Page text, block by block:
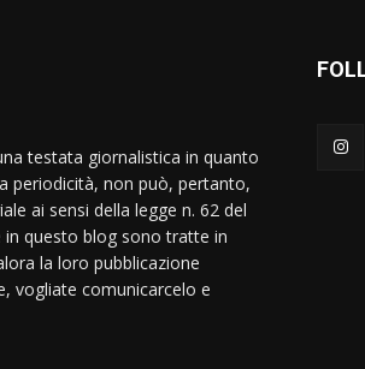
testata giornalistica in quanto
periodicità, non può, pertanto,
ai sensi della legge n. 62 del
in questo blog sono tratte in
la loro pubblicazione
vogliate comunicarcelo e